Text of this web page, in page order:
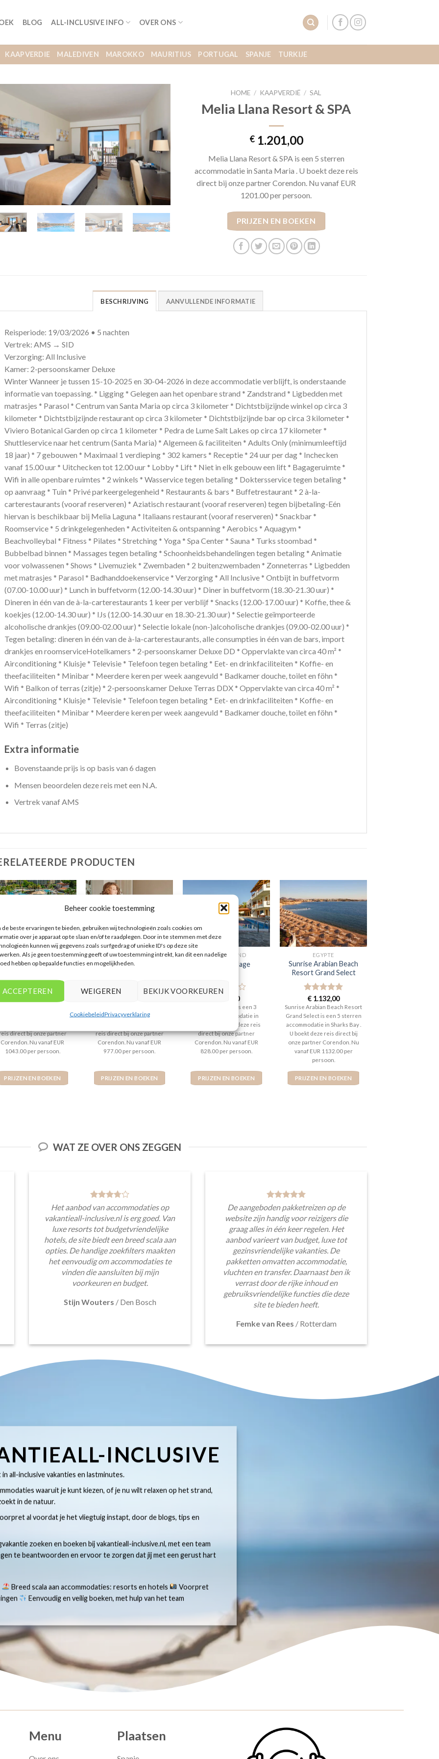
Beheer cookie toestemming
de beste ervaringen te bieden, gebruiken wij technologieën zoals cookies om
over je apparaat op te slaan en/of te raadplegen. Door in te stemmen met deze
kunnen wij gegevens zoals surfgedrag of unieke ID's op deze site
Als je geen toestemming geeft of uw toestemming intrekt, kan dit een nadelige
hebben op bepaalde functies en mogelijkheden.
ACCEPTEREN WEIGEREN BEKIJK VOORKEUREN
CookiebeleidPrivacyverklaring
BLOG ALL-INCLUSIVE INFO OVER ONS
KAAPVERDIE MALEDIVEN MAROKKO MAURITIUS PORTUGAL SPANJE TURKIJE
HOME / KAAPVERDIË / SAL
Melia Llana Resort & SPA
€1.201,00
Melia Llana Resort & SPA is een 5 sterren
accommodatie in Santa Maria . U boekt deze reis
direct bij onze partner Corendon. Nu vanaf EUR
1201.00 per persoon.
PRIJZEN EN BOEKEN
BESCHRIJVING AANVULLENDE INFORMATIE
Reisperiode: 19/03/2026 • 5 nachten
Vertrek: AMS → SID
Verzorging: All Inclusive
Kamer: 2-persoonskamer Deluxe
Winter Wanneer je tussen 15-10-2025 en 30-04-2026 in deze accommodatie verblijft, is onderstaande
informatie van toepassing. * Ligging * Gelegen aan het openbare strand * Zandstrand * Ligbedden met
matrasjes * Parasol * Centrum van Santa Maria op circa 3 kilometer * Dichtstbijzijnde winkel op circa 3
kilometer * Dichtstbijzijnde restaurant op circa 3 kilometer * Dichtstbijzijnde bar op circa 3 kilometer *
Viviero Botanical Garden op circa 1 kilometer * Pedra de Lume Salt Lakes op circa 17 kilometer *
Shuttleservice naar het centrum (Santa Maria) * Algemeen & faciliteiten * Adults Only (minimumleeftijd
18 jaar) * 7 gebouwen * Maximaal 1 verdieping * 302 kamers * Receptie * 24 uur per dag * Inchecken
vanaf 15.00 uur * Uitchecken tot 12.00 uur * Lobby * Lift * Niet in elk gebouw een lift * Bagageruimte *
Wifi in alle openbare ruimtes * 2 winkels * Wasservice tegen betaling * Doktersservice tegen betaling *
op aanvraag * Tuin * Privé parkeergelegenheid * Restaurants & bars * Buffetrestaurant * 2 à-la-
carterestaurants (vooraf reserveren) * Aziatisch restaurant (vooraf reserveren) tegen bijbetaling-Eén
hiervan is beschikbaar bij Melia Laguna * Italiaans restaurant (vooraf reserveren) * Snackbar *
Roomservice * 5 drinkgelegenheden * Activiteiten & ontspanning * Aerobics * Aquagym *
Beachvolleybal * Fitness * Pilates * Stretching * Yoga * Spa Center * Sauna * Turks stoombad *
Bubbelbad binnen * Massages tegen betaling * Schoonheidsbehandelingen tegen betaling * Animatie
voor volwassenen * Shows * Livemuziek * Zwembaden * 2 buitenzwembaden * Zonneterras * Ligbedden
met matrasjes * Parasol * Badhanddoekenservice * Verzorging * All Inclusive * Ontbijt in buffetvorm
(07.00-10.00 uur) * Lunch in buffetvorm (12.00-14.30 uur) * Diner in buffetvorm (18.30-21.30 uur) *
Dineren in één van de à-la-carterestaurants 1 keer per verblijf * Snacks (12.00-17.00 uur) * Koffie, thee &
koekjes (12.00-14.30 uur) * IJs (12.00-14.30 uur en 18.30-21.30 uur) * Selectie geïmporteerde
alcoholische drankjes (09.00-02.00 uur) * Selectie lokale (non-)alcoholische drankjes (09.00-02.00 uur) *
Tegen betaling: dineren in één van de à-la-carterestaurants, alle consumpties in één van de bars, import
drankjes en roomserviceHotelkamers * 2-persoonskamer Deluxe DD * Oppervlakte van circa 40 m² *
Airconditioning * Kluisje * Televisie * Telefoon tegen betaling * Eet- en drinkfaciliteiten * Koffie- en
theefaciliteiten * Minibar * Meerdere keren per week aangevuld * Badkamer douche, toilet en föhn *
Wifi * Balkon of terras (zitje) * 2-persoonskamer Deluxe Terras DDX * Oppervlakte van circa 40 m² *
Airconditioning * Kluisje * Televisie * Telefoon tegen betaling * Eet- en drinkfaciliteiten * Koffie- en
theefaciliteiten * Minibar * Meerdere keren per week aangevuld * Badkamer douche, toilet en föhn *
Wifi * Terras (zitje)
Extra informatie
Bovenstaande prijs is op basis van 6 dagen
Mensen beoordelen deze reis met een N.A.
Vertrek vanaf AMS
PRODUCTEN
SIDE
Barut Collection
direct bij onze partner
Corendon. Nu vanaf EUR
1043.00 per persoon.
PRIJZEN EN BOEKEN
SPANJE
Bahia Principe Fantasia
5 sterren accommodatie in
reis direct bij onze partner
Corendon. Nu vanaf EUR
977.00 per persoon.
PRIJZEN EN BOEKEN
GRIEKENLAND
Kampos Village
Gewaardeerd
828,00
Kampos Village is een 3
sterren accommodatie in
Kambos . U boekt deze reis
direct bij onze partner
Corendon. Nu vanaf EUR
828.00 per persoon.
PRIJZEN EN BOEKEN
EGYPTE
Sunrise Arabian Beach
Resort Grand Select
Gewaardeerd
5uit 5
€1.132,00
Sunrise Arabian Beach Resort
Grand Select is een 5 sterren
accommodatie in Sharks Bay .
U boekt deze reis direct bij
onze partner Corendon. Nu
vanaf EUR 1132.00 per
persoon.
PRIJZEN EN BOEKEN
WAT ZE OVER ONS ZEGGEN
Het aanbod van accommodaties op
vakantieall-inclusive.nl is erg goed. Van
luxe resorts tot budgetvriendelijke
hotels, de site biedt een breed scala aan
opties. De handige zoekfilters maakten
het eenvoudig om accommodaties te
vinden die aansluiten bij mijn
voorkeuren en budget.
Stijn Wouters / Den Bosch
De aangeboden pakketreizen op de
website zijn handig voor reizigers die
graag alles in één keer regelen. Het
aanbod varieert van budget, luxe tot
gezinsvriendelijke vakanties. De
pakketten omvatten accommodatie,
vluchten en transfer. Daarnaast ben ik
verrast door de rijke inhoud en
gebruiksvriendelijke functies die deze
site te bieden heeft.
Femke van Rees / Rotterdam
INCLUSIVE
all-inclusive vakanties en lastminutes.
waaruit je kunt kiezen, of je nu wilt relaxen op het strand,
in de natuur.
al voordat je het vliegtuig instapt, door de blogs, tips en
zoeken en boeken bij vakantieall-inclusive.nl, met een team
te beantwoorden en ervoor te zorgen dat jij met een gerust hart
Breed scala aan accommodaties: resorts en hotels
Voorpret
Eenvoudig en veilig boeken, met hulp van het team
Menu Plaatsen